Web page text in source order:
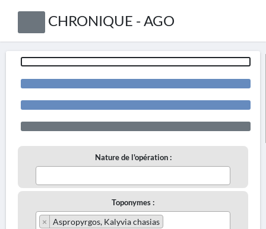
CHRONIQUE - AGO
Nature de l'opération :
Toponymes :
× Aspropyrgos, Kalyvia chasias